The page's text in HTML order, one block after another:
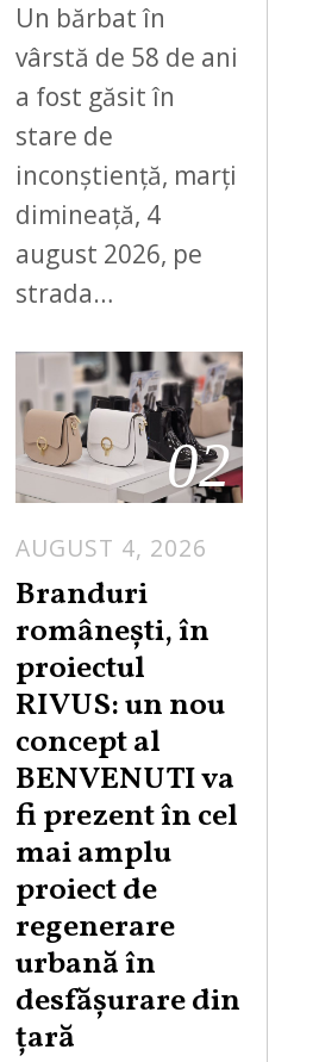
Un bărbat în
vârstă de 58 de ani
a fost găsit în
stare de
inconștiență, marți
dimineață, 4
august 2026, pe
strada…
02
AUGUST 4, 2026
Branduri
românești, în
proiectul
RIVUS: un nou
concept al
BENVENUTI va
fi prezent în cel
mai amplu
proiect de
regenerare
urbană în
desfășurare din
țară